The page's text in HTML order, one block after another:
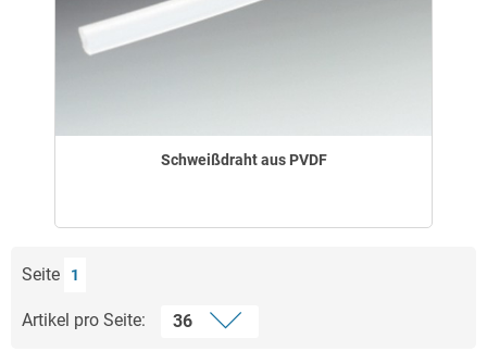
Schweißdraht aus PVDF
Seite 1
Artikel pro Seite: